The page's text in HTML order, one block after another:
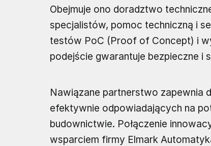
Obejmuje ono doradztwo
specjalistów, pomoc techniczną i
testów PoC (Proof of Concept) i
podejście gwarantuje bezpieczne i
Nawiązane partnerstwo zapewnia
efektywnie odpowiadających na
budownictwie. Połączenie
wsparciem firmy Elmark